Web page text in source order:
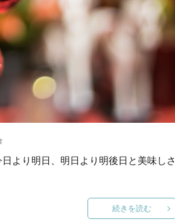
より明日、明日より明後日と美味しさ
続きを読む